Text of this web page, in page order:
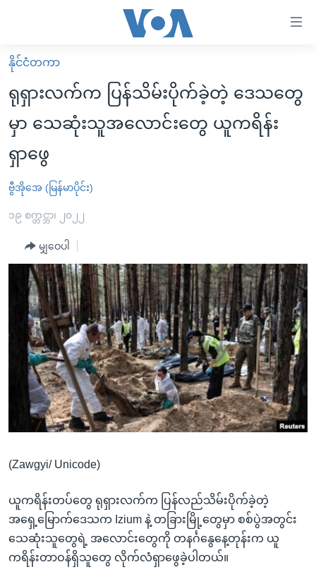
လွယ်ကူ
စေ
Link
များ
ပင်မ
ကျော်
ကြည့်
စာမျက်နှာ
ရန်
ရန်
မူလစာမျက်နှာ
မြန်မာ
ကမ္ဘာ့သတင်းများ
နိုင်ငံတကာ
အစ္စရေး-ပါလက်စတိုင်း
ဗွီဒီယို
အင်္ဂလိပ်စာလေ့လာမယ်
အမေရိကန်သုံးအီဒီယံ
မကြေးမုံရဲ့ အင်္ဂလိပ်စာ
ရုပ်ရှင်ထဲက အင်္ဂလိပ်စာ
သုတပဒေသာ အင်္ဂလိပ်စာ
အပတ်စဉ်ကဏ္ဍများ
ရေဒီယို
တီဗွီ
ရေဒီယိုနှင့်ရုပ်သံ အချက်အလက်များ
ရေဒီယို/တီဗွီအစီအစဉ်
Learning English
ဗွီအိုအေ လူမှုကွန်ယက်များ
နိုင်ငံတကာ
ရုရှားလက်က ပြန်သိမ်းပိုက်ခဲ့တဲ့ ဒေသတွေ
မှာ သေဆုံးသူအလောင်းတွေ ယူကရိန်း
ရှာဖွေ
ဗွီအိုအေ (မြန်မာပိုင်း)
၁၉ စက္တင္ဘာ၊ ၂၀၂၂
မျှဝေပါ
(Zawgyi/ Unicode)
ယူကရိန်းတပ်တွေ ရုရှားလက်က ပြန်လည်သိမ်းပိုက်ခဲ့တဲ့
အရှေ့မြောက်ဒေသက Izium နဲ့ တခြားမြို့တွေမှာ စစ်ပွဲအတွင်း
သေဆုံးသူတွေရဲ့ အလောင်းတွေကို တနင်္ဂနွေနေ့တုန်းက ယူ
ကရိန်းတာဝန်ရှိသူတွေ လိုက်လံရှာဖွေခဲ့ပါတယ်။